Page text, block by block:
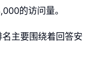
的访问量。
主要围绕着回答安